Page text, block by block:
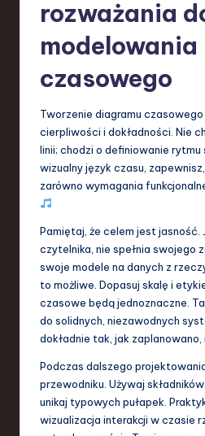
rozważania
modelowania
czasowego
Tworzenie diagramu
cierpliwości i dokładności. Nie
linii; chodzi o definiowanie
wizualny język czasu,
zarówno wymagania
Pamiętaj, że celem jest jasność.
czytelnika, nie spełnia swojego
swoje modele na danych z
to możliwe. Dopasuj skalę i
czasowe będą jednoznaczne.
do solidnych, niezawodnych
dokładnie tak, jak
Podczas dalszego
przewodniku. Używaj
unikaj typowych pułapek.
wizualizacja interakcji w czasie